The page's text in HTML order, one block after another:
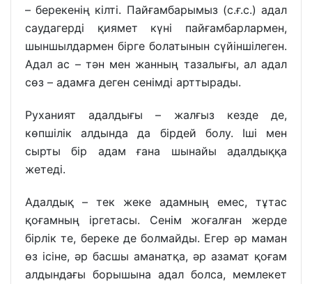
– берекенің кілті. Пайғамбарымыз (с.ғ.с.) адал
саудагерді қиямет күні пайғамбарлармен,
шыншылдармен бірге болатынын сүйіншілеген.
Адал ас – тән мен жанның тазалығы, ал адал
сөз – адамға деген сенімді арттырады.
Руханият адалдығы – жалғыз кезде де,
көпшілік алдында да бірдей болу. Іші мен
сырты бір адам ғана шынайы адалдыққа
жетеді.
Адалдық – тек жеке адамның емес, тұтас
қоғамның іргетасы. Сенім жоғалған жерде
бірлік те, береке де болмайды. Егер әр маман
өз ісіне, әр басшы аманатқа, әр азамат қоғам
алдындағы борышына адал болса, мемлекет